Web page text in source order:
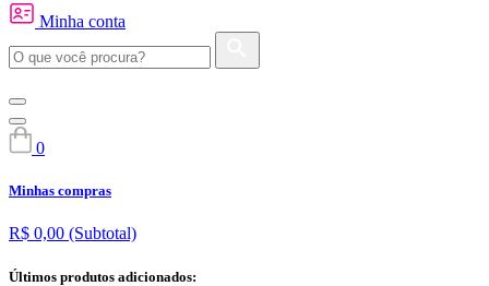
Minha conta
0
Minhas compras
R$ 0,00 (Subtotal)
Últimos produtos adicionados: